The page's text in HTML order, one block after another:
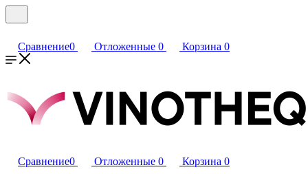
Сравнение0 Отложенные 0 Корзина 0
Сравнение0 Отложенные 0 Корзина 0